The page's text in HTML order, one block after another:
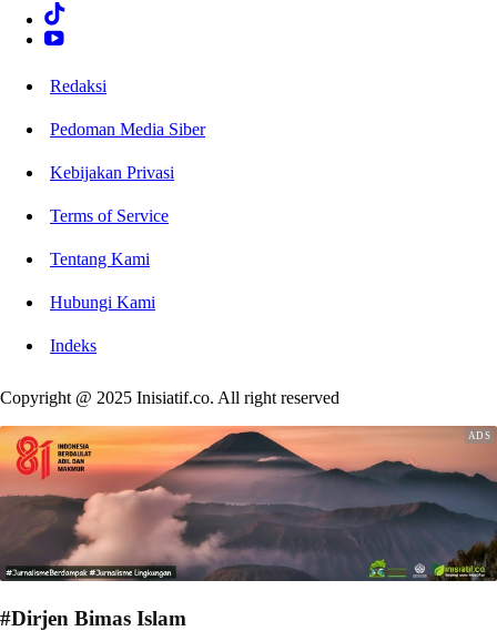
Redaksi
Pedoman Media Siber
Kebijakan Privasi
Terms of Service
Tentang Kami
Hubungi Kami
Indeks
Copyright @ 2025 Inisiatif.co. All right reserved
#Dirjen Bimas Islam